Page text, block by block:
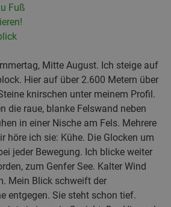
Fuß
Mitte August. Ich steige auf
Hier auf über 2.600 Metern über
knirschen unter meinem Profil.
die raue, blanke Felswand neben
in einer Nische am Fels. Mehrere
höre ich sie: Kühe. Die Glocken um
jeder Bewegung. Ich blicke weiter
zum Genfer See. Kalter Wind
Mein Blick schweift der
entgegen. Sie steht schon tief.